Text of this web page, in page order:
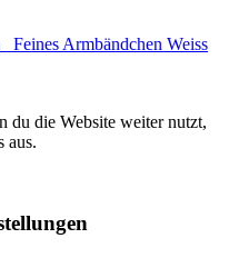
Feines Armbändchen Weiss
du die Website weiter nutzt,
aus.